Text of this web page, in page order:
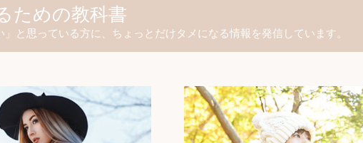
ための教科書
」と思っている方に、ちょっとだけタメになる情報を発信しています。